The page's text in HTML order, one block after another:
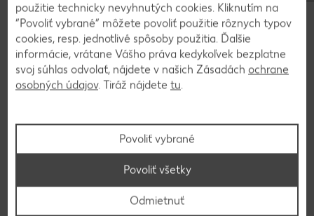
3
Smotanový syr zmiešame so šľahačkou,
citrónovou kôrou a práškovým cukrom. Krém
dáme do vrecúška na zdobenie a ozdobíme
mafiny. Nakoniec na vrch dáme lyžičku
Video k receptu
použitie technicky nevyhnutých cookies. Kliknutím na
“Povoliť vybrané” môžete povoliť použitie rôznych typov
cookies, resp. jednotlivé spôsoby použitia. Ďalšie
informácie, vrátane Vášho práva kedykoľvek bezplatne
svoj súhlas odvolať, nájdete v našich Zásadách ochrane
osobných údajov. Tiráž nájdete tu.
Povoliť vybrané
Odmietnuť
Povoliť všetky